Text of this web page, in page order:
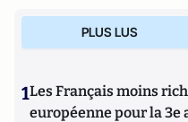
PLUS LUS
1Les Français moins
européenne pour la 3e